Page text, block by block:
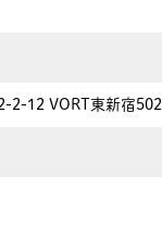
2-12 VORT東新宿502